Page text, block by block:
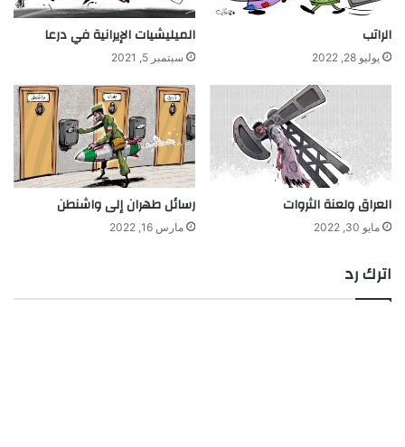
الراتب
يوليو 28, 2022
الميليشيات الإيرانية في درعا
سبتمبر 5, 2021
العراق ولعنة الثروات
مايو 30, 2022
رسائل طهران إلى واشنطن
مارس 16, 2022
اترك رد